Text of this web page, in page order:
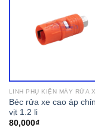
LINH PHỤ KIỆN MÁY RỬA
Béc rửa xe cao áp
vịt 1.2 li
80,000₫